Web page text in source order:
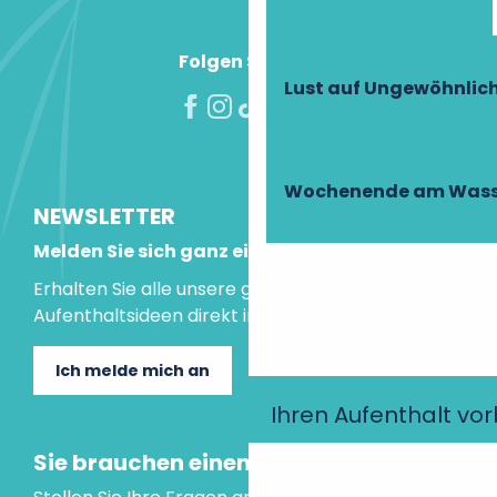
Lust auf
Wochenende am
Ihren Aufenthalt
Folgen Sie uns!
NEWSLETTER
Melden Sie sich ganz einfach an!
Erhalten Sie alle unsere guten Tipps und
Aufenthaltsideen direkt in Ihre Mailbox.
Ich melde mich an
Sie brauchen einen Rat?